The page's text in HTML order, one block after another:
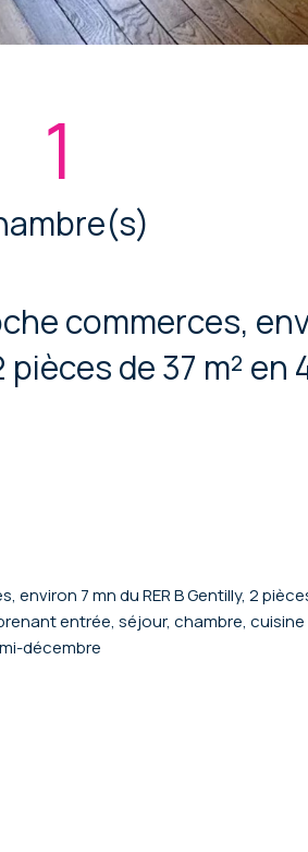
1
commerces,
pièces de 37 m²
7 mn du RER B Gentilly, 2
entrée, séjour, chambre,
décembre